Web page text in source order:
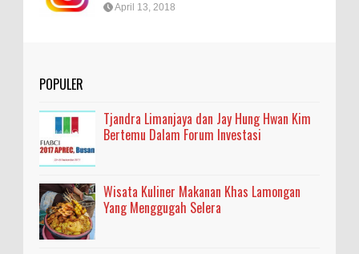
April 13, 2018
POPULER
Tjandra Limanjaya dan Jay Hung Hwan Kim
Bertemu Dalam Forum Investasi
Wisata Kuliner Makanan Khas Lamongan
Yang Menggugah Selera